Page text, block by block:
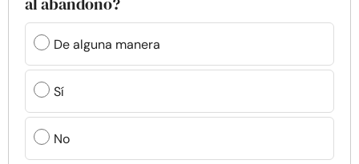
De alguna manera
Sí
No